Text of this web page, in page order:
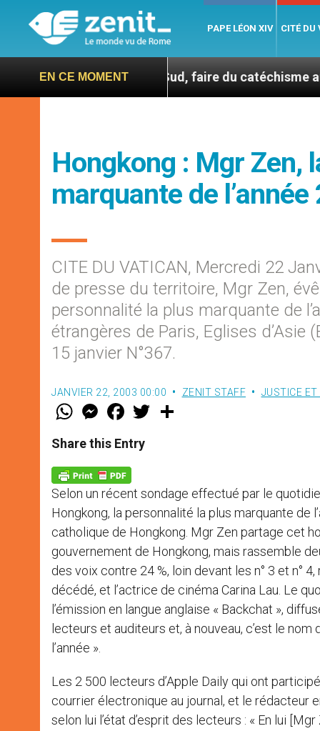
PAPE LÉON XIV CITÉ DU
EN CE MOMENT
En Corée du Sud, faire du catéchisme autrement
Hongkong : Mgr Zen,
marquante de l’année
CITE DU VATICAN, Mercredi 22
de presse du territoire, Mgr Zen,
personnalité la plus marquante de
étrangères de Paris, Eglises d’Asie
15 janvier N°367.
JANVIER 22, 2003 00:00 ZENIT STAFF JUSTICE ET
W
t
s
p
p
M
e
s
e
g
e
r
F
a
e
b
k
w
Share this Entry
Selon un récent sondage effectué par le
Hongkong, la personnalité la plus marquante de
catholique de Hongkong. Mgr Zen partage cet
gouvernement de Hongkong, mais rassemble
des voix contre 24 %, loin devant les n° 3 et n°
décédé, et l’actrice de cinéma Carina Lau. Le
l’émission en langue anglaise « Backchat »,
lecteurs et auditeurs et, à nouveau, c’est le
l’année ».
Les 2 500 lecteurs d’Apple Daily qui ont
courrier électronique au journal, et le rédacteur
selon lui l’état d’esprit des lecteurs : « En lui